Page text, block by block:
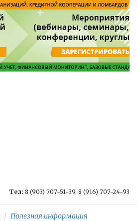
Тел: 8 (903) 707-51-39, 8 (916) 707-24-93
Полезная информация